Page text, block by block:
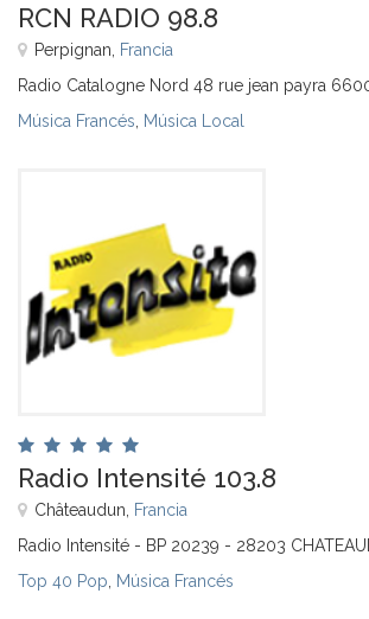
RCN RADIO 98.8
Perpignan, Francia
Radio Catalogne Nord 48 rue jean payra
Música Francés Música Local
Radio Intensité 103.8
Châteaudun, Francia
Radio Intensité - BP 20239 - 28203
Top 40 Pop Música Francés